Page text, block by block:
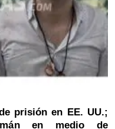
prisión en EE. UU.;
en medio de